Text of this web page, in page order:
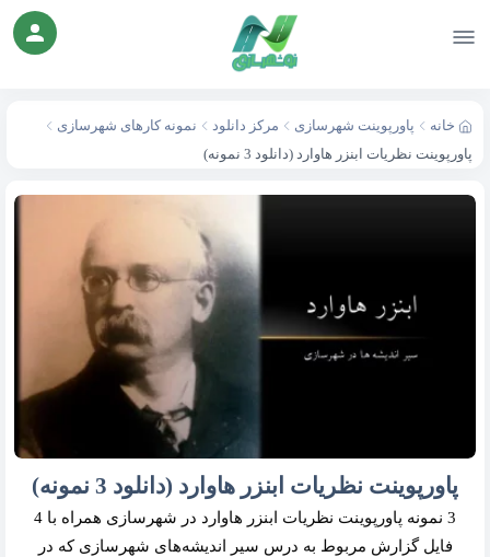
خانه پاورپوینت شهرسازی مرکز دانلود
نمونه کارهای شهرسازی
پاورپوینت نظریات ابنزر هاوارد (دانلود 3 نمونه)
پاورپوینت نظریات ابنزر هاوارد (دانلود 3 نمونه)
3 نمونه پاورپوینت نظریات ابنزر هاوارد در شهرسازی همراه با 4
فایل گزارش مربوط به درس سیر اندیشه‌های شهرسازی که در